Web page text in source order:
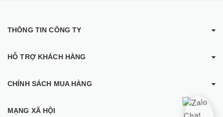
THÔNG TIN CÔNG TY
HỖ TRỢ KHÁCH HÀNG
CHÍNH SÁCH MUA HÀNG
MẠNG XÃ HỘI